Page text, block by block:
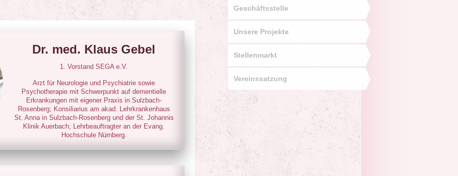
Dr. med. Klaus Gebel
1. Vorstand SEGA e.V.
Arzt für Neurologie und Psychiatrie sowie
Psychotherapie mit Schwerpunkt auf dementielle
Erkrankungen mit eigener Praxis in Sulzbach-
Rosenberg; Konsiliarius am akad. Lehrkrankenhaus
St. Anna in Sulzbach-Rosenberg und der St. Johannis
Klinik Auerbach; Lehrbeauftragter an der Evang.
Hochschule Nürnberg.
Geschäftsstelle
Unsere Projekte
Stellenmarkt
Vereinssatzung